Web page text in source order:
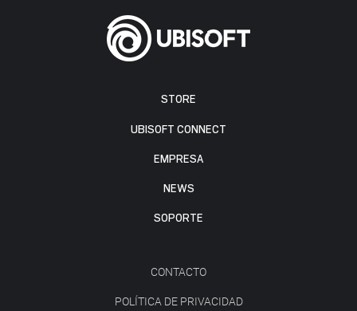
STORE
UBISOFT CONNECT
EMPRESA
NEWS
SOPORTE
CONTACTO
POLÍTICA DE PRIVACIDAD